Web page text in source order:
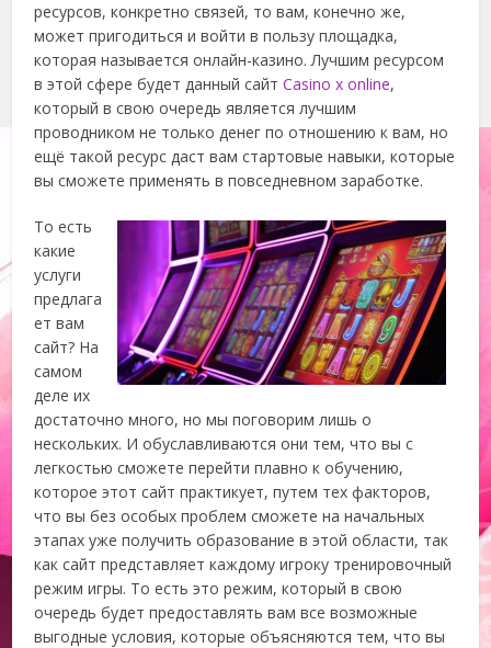
ресурсов, конкретно связей, то вам, конечно же,
может пригодиться и войти в пользу площадка,
которая называется онлайн-казино. Лучшим ресурсом
в этой сфере будет данный сайтCasino x online,
который в свою очередь является лучшим
проводником не только денег по отношению к вам, но
ещё такой ресурс даст вам стартовые навыки, которые
вы сможете применять в повседневном заработке.
То есть
какие
услуги
предлага
ет вам
сайт? На
самом
деле их
достаточно много, но мы поговорим лишь о
нескольких. И обуславливаются они тем, что вы с
легкостью сможете перейти плавно к обучению,
которое этот сайт практикует, путем тех факторов,
что вы без особых проблем сможете на начальных
этапах уже получить образование в этой области, так
как сайт представляет каждому игроку тренировочный
режим игры. То есть это режим, который в свою
очередь будет предоставлять вам все возможные
выгодные условия, которые объясняются тем, что вы